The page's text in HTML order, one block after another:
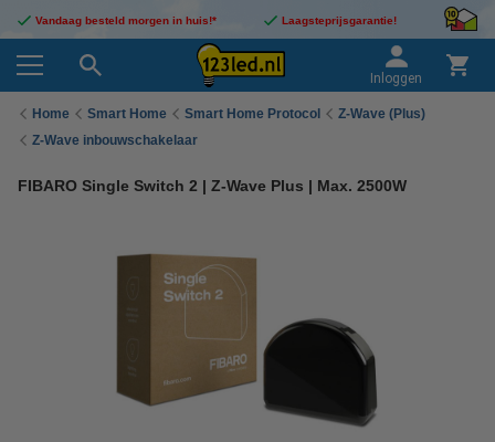
Vandaag besteld morgen in huis!* Laagsteprijsgarantie!
Inloggen
Home Smart Home Smart Home Protocol
Z-Wave (Plus)
Z-Wave inbouwschakelaar
FIBARO Single Switch 2 | Z-Wave Plus | Max. 2500W